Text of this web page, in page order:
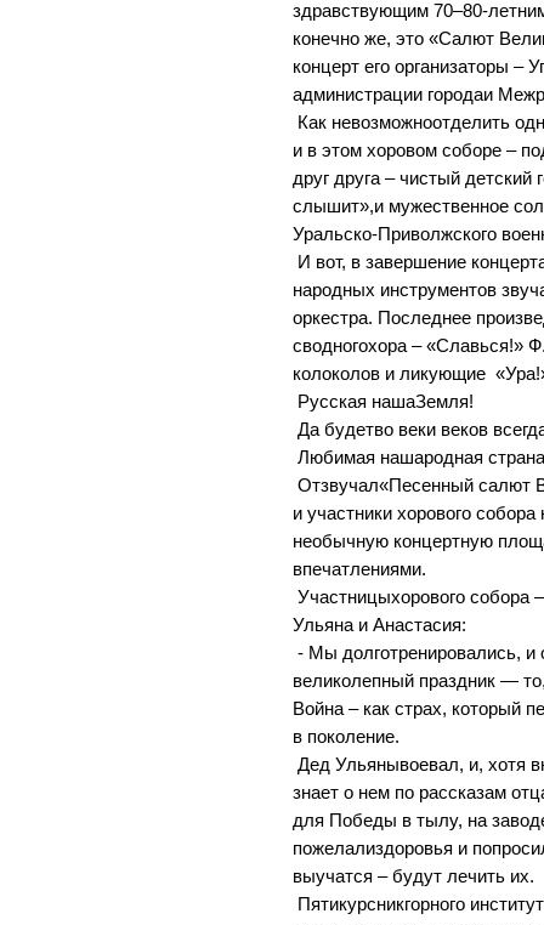
здравствующим 70–80-
конечно же, это «Салют
концерт его организаторы –
администрации городаи
Как невозможноотделить
и в этом хоровом соборе –
друг друга – чистый
слышит»,и мужественное
Уральско-Приволжского
И вот, в завершение
народных инструментов
оркестра. Последнее
сводногохора – «Славься!»
колоколов и ликующие
Русская нашаЗемля!
Да будетво веки веков
Любимая нашародная
Отзвучал«Песенный салют
и участники хорового
необычную концертную
впечатлениями.
Участницыхорового
Ульяна и Анастасия:
- Мы долготренировались,
великолепный праздник —
Война – как страх, который
в поколение.
Дед Ульянывоевал, и, хотя
знает о нем по рассказам
для Победы в тылу, на
пожелализдоровья и
выучатся – будут лечить их.
Пятикурсникгорного